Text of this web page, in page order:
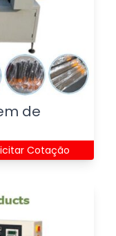
de
Cotação